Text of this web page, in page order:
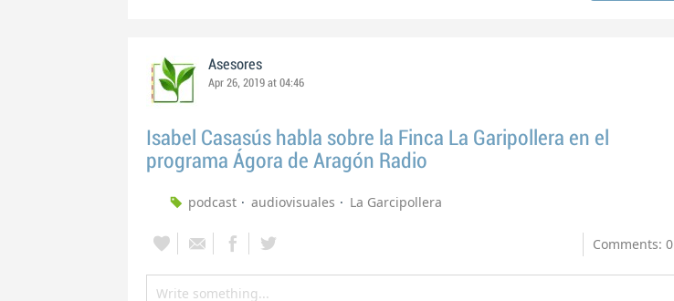
Asesores
Apr 26, 2019 at 04:46
Isabel Casasús habla sobre la Finca La Garipollera en el
programa Ágora de Aragón Radio
podcast audiovisuales La Garcipollera
Comments: 0